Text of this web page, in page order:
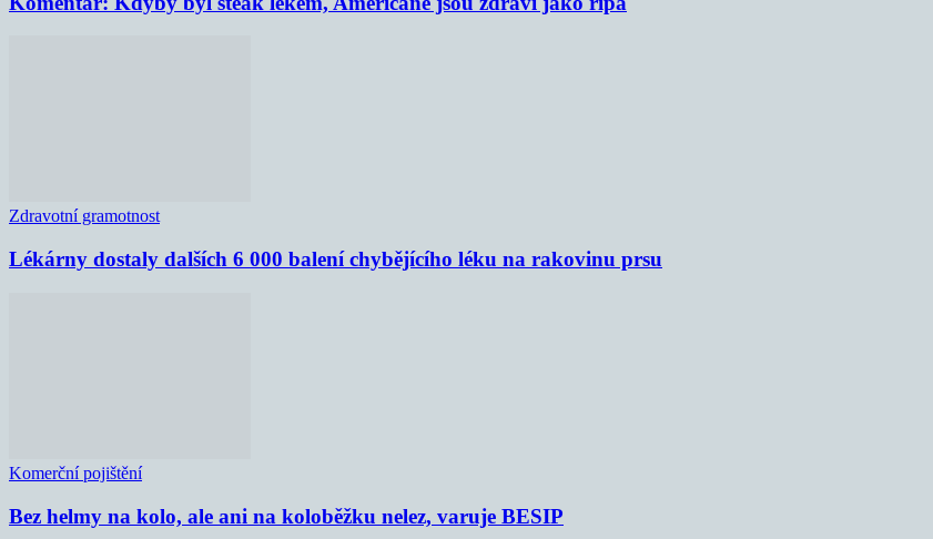
Zdravotní gramotnost
Lékárny dostaly dalších 6 000 balení chybějícího léku na rakovinu prsu
Komerční pojištění
Bez helmy na kolo, ale ani na koloběžku nelez, varuje BESIP